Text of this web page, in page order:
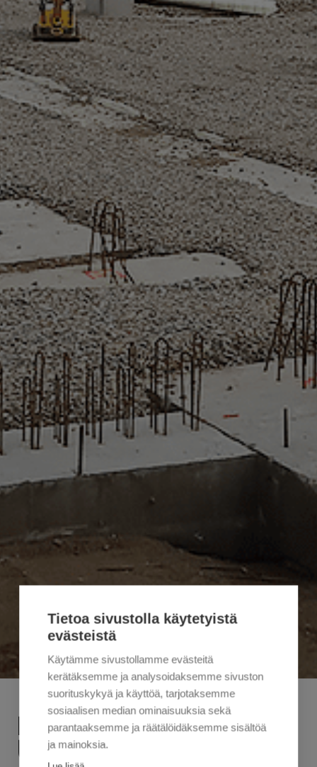
K-CITYMARKET SELLON
UUDISTUSREMONTTI ON ALKANUT
Tietoa sivustolla käytetyistä
evästeistä
Käytämme sivustollamme evästeitä
kerätäksemme ja analysoidaksemme sivuston
suorituskykyä ja käyttöä, tarjotaksemme
sosiaalisen median ominaisuuksia sekä
parantaaksemme ja räätälöidäksemme sisältöä
ja mainoksia.